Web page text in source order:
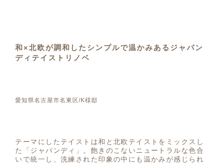
和×北欧が調和したシンプルで温かみあるジャパン
ディテイストリノベ
愛知県名古屋市名東区/K様邸
テーマにしたテイストは和と北欧テイストをミックスし
た「ジャパンディ」。飽きのこないニュートラルな色合
いで統一し、洗練された印象の中にも温かみが感じられ